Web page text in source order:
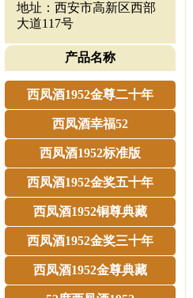
地址：西安市高新区西部
大道117号
产品名称
西凤酒1952金尊二十年
西凤酒幸福52
西凤酒1952标准版
西凤酒1952金奖五十年
西凤酒1952铜尊典藏
西凤酒1952金奖三十年
西凤酒1952金尊典藏